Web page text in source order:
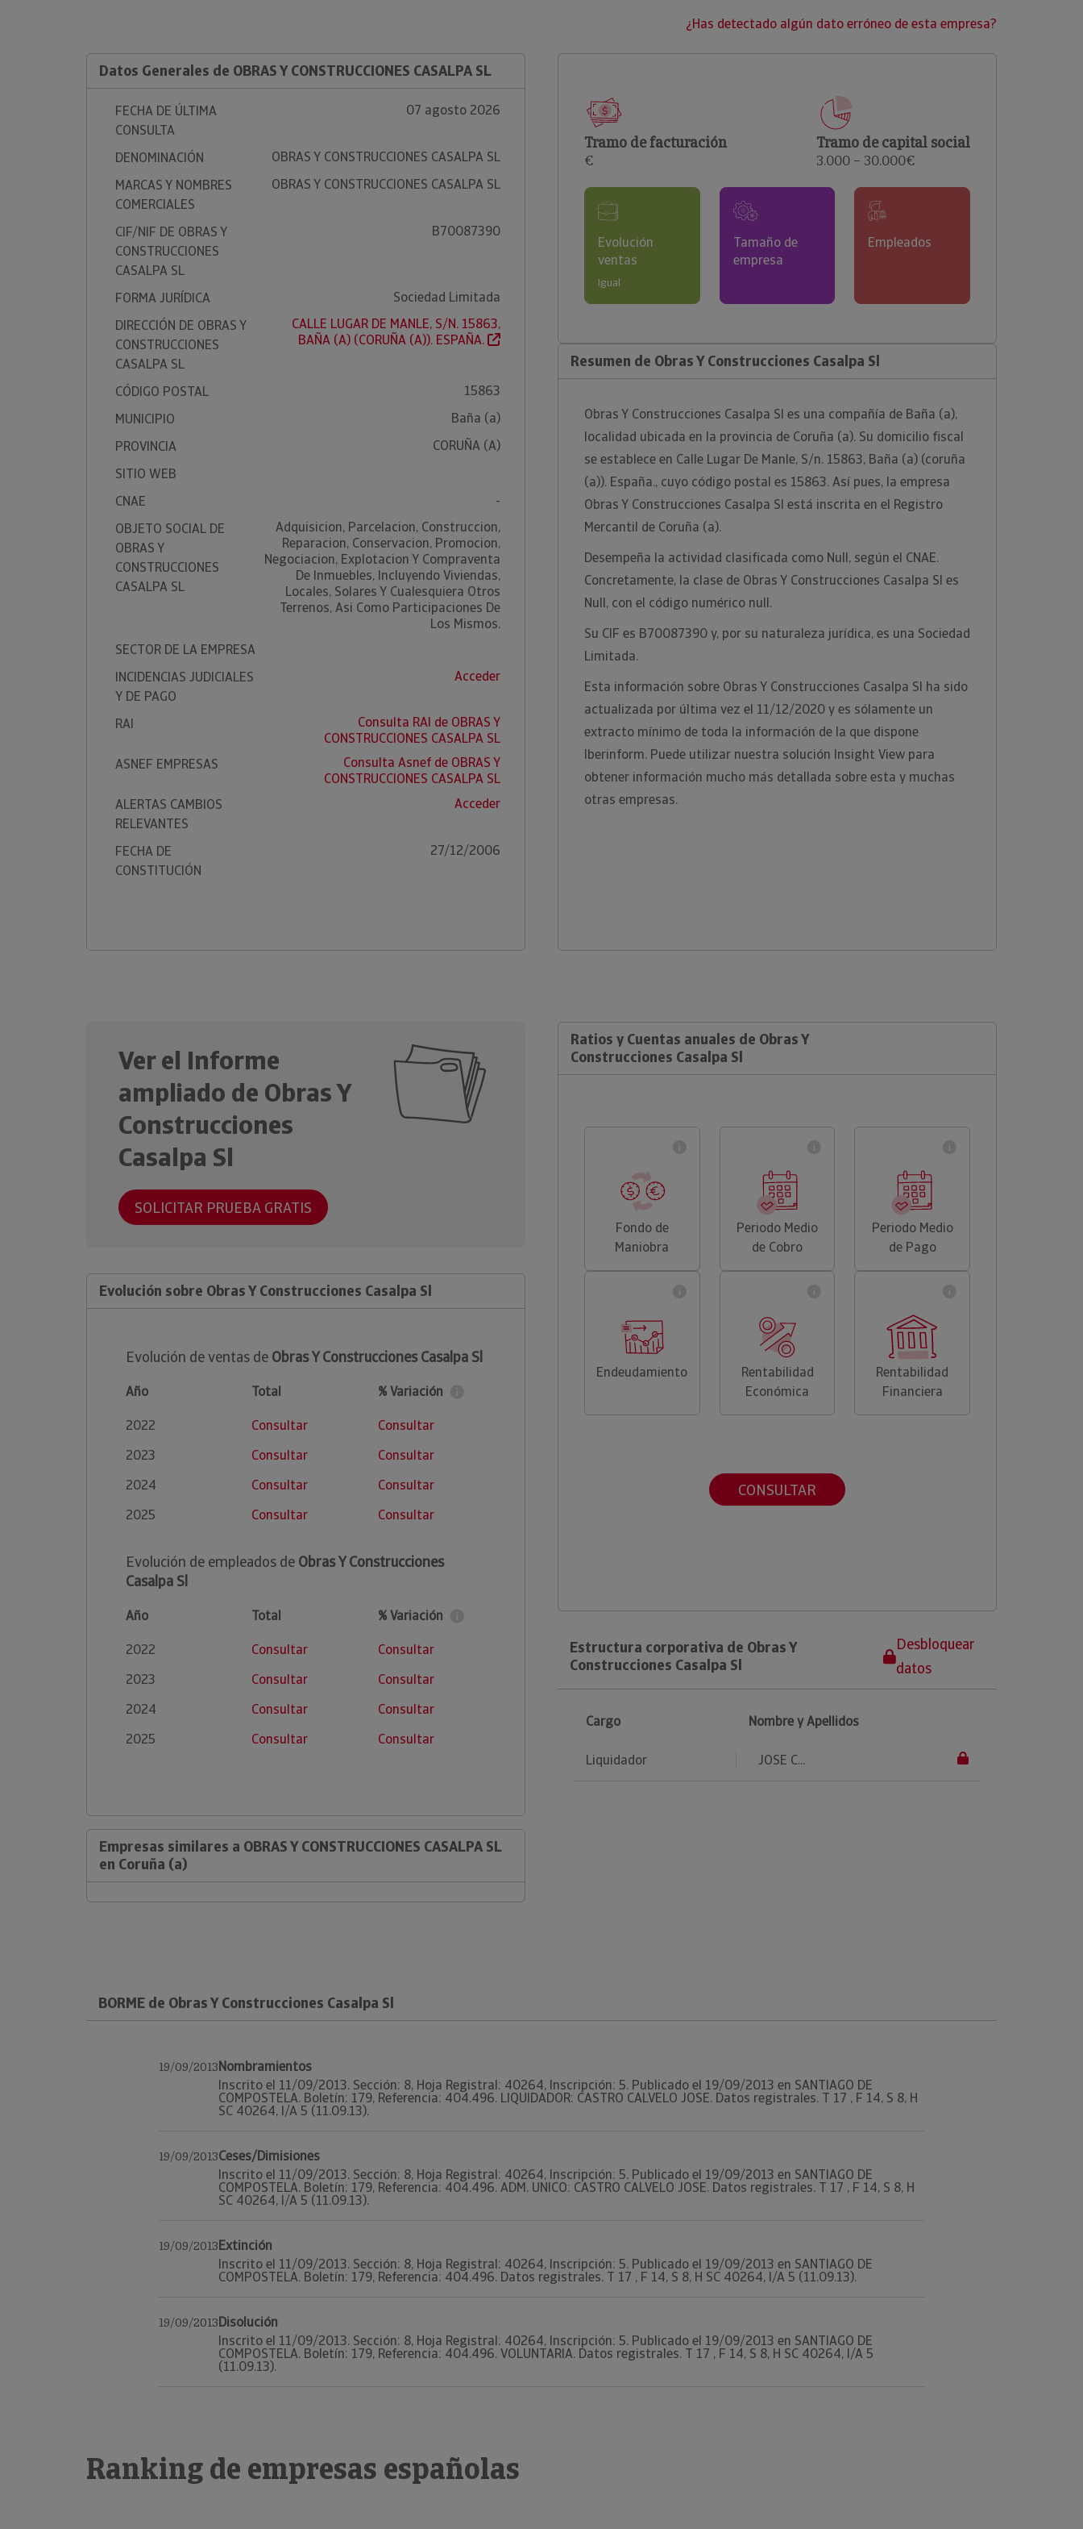
clientes.
¿Has detectado algún dato erróneo de esta empresa?
Datos Generales de OBRAS Y CONSTRUCCIONES CASALPA SL
FECHA DE ÚLTIMA
CONSULTA
07 agosto 2026
DENOMINACIÓN
OBRAS Y CONSTRUCCIONES CASALPA SL
MARCAS Y NOMBRES
COMERCIALES
OBRAS Y CONSTRUCCIONES CASALPA SL
CIF/NIF DE OBRAS Y
CONSTRUCCIONES
CASALPA SL
B70087390
FORMA JURÍDICA
Sociedad Limitada
DIRECCIÓN DE OBRAS Y
CONSTRUCCIONES
CASALPA SL
CALLE LUGAR DE MANLE, S/N. 15863,
BAÑA (A) (CORUÑA (A)). ESPAÑA.
CÓDIGO POSTAL
15863
MUNICIPIO
Baña (a)
PROVINCIA
CORUÑA (A)
SITIO WEB
CNAE
-
OBJETO SOCIAL DE
OBRAS Y
CONSTRUCCIONES
CASALPA SL
Adquisicion, Parcelacion, Construccion,
Reparacion, Conservacion, Promocion,
Negociacion, Explotacion Y Compraventa
De Inmuebles, Incluyendo Viviendas,
Locales, Solares Y Cualesquiera Otros
Terrenos, Asi Como Participaciones De
Los Mismos.
SECTOR DE LA EMPRESA
INCIDENCIAS JUDICIALES
Y DE PAGO
Acceder
RAI
Consulta RAI de OBRAS Y
CONSTRUCCIONES CASALPA SL
ASNEF EMPRESAS
Consulta Asnef de OBRAS Y
CONSTRUCCIONES CASALPA SL
ALERTAS CAMBIOS
RELEVANTES
Acceder
FECHA DE
CONSTITUCIÓN
27/12/2006
Tramo de facturación
€
Tramo de capital social
3.000 – 30.000€
Evolución
ventas
Igual
Tamaño de
empresa
Empleados
Resumen de Obras Y Construcciones Casalpa Sl
Obras Y Construcciones Casalpa Sl es una compañía de Baña (a),
localidad ubicada en la provincia de Coruña (a). Su domicilio fiscal
se establece en Calle Lugar De Manle, S/n. 15863, Baña (a) (coruña
(a)). España., cuyo código postal es 15863. Así pues, la empresa
Obras Y Construcciones Casalpa Sl está inscrita en el Registro
Mercantil de Coruña (a).
Desempeña la actividad clasificada como Null, según el CNAE.
Concretamente, la clase de Obras Y Construcciones Casalpa Sl es
Null, con el código numérico null.
Su CIF es B70087390 y, por su naturaleza jurídica, es una Sociedad
Limitada.
Esta información sobre Obras Y Construcciones Casalpa Sl ha sido
actualizada por última vez el 11/12/2020 y es sólamente un
extracto mínimo de toda la información de la que dispone
Iberinform. Puede utilizar nuestra solución Insight View para
obtener información mucho más detallada sobre esta y muchas
otras empresas.
Ver el Informe
ampliado de Obras Y
Construcciones
Casalpa Sl
SOLICITAR PRUEBA GRATIS
Evolución sobre Obras Y Construcciones Casalpa Sl
Evolución de ventas de Obras Y Construcciones Casalpa Sl
Año Total
% Variación
2022
Consultar
Consultar
2023
Consultar
Consultar
2024
Consultar
Consultar
2025
Consultar Consultar
Evolución de empleados de Obras Y Construcciones
Casalpa Sl
Año Total
% Variación
2022
Consultar
Consultar
2023
Consultar
Consultar
2024
Consultar
Consultar
2025
Consultar Consultar
Empresas similares a OBRAS Y CONSTRUCCIONES CASALPA SL
en Coruña (a)
Ratios y Cuentas anuales de Obras Y
Construcciones Casalpa Sl
Fondo de
Maniobra
Periodo Medio
de Cobro
Periodo Medio
de Pago
Endeudamiento
Rentabilidad
Económica
Rentabilidad
Financiera
CONSULTAR
Estructura corporativa de Obras Y
Construcciones Casalpa Sl
Desbloquear
datos
Cargo Nombre y Apellidos
Liquidador JOSE C...
BORME de Obras Y Construcciones Casalpa Sl
19/09/2013Nombramientos
Inscrito el 11/09/2013. Sección: 8, Hoja Registral: 40264, Inscripción: 5. Publicado el 19/09/2013 en SANTIAGO DE
COMPOSTELA. Boletín: 179, Referencia: 404.496. LIQUIDADOR: CASTRO CALVELO JOSE. Datos registrales. T 17 , F 14, S 8, H
SC 40264, I/A 5 (11.09.13).
19/09/2013Ceses/Dimisiones
Inscrito el 11/09/2013. Sección: 8, Hoja Registral: 40264, Inscripción: 5. Publicado el 19/09/2013 en SANTIAGO DE
COMPOSTELA. Boletín: 179, Referencia: 404.496. ADM. UNICO: CASTRO CALVELO JOSE. Datos registrales. T 17 , F 14, S 8, H
SC 40264, I/A 5 (11.09.13).
19/09/2013Extinción
Inscrito el 11/09/2013. Sección: 8, Hoja Registral: 40264, Inscripción: 5. Publicado el 19/09/2013 en SANTIAGO DE
COMPOSTELA. Boletín: 179, Referencia: 404.496. Datos registrales. T 17 , F 14, S 8, H SC 40264, I/A 5 (11.09.13).
19/09/2013Disolución
Inscrito el 11/09/2013. Sección: 8, Hoja Registral: 40264, Inscripción: 5. Publicado el 19/09/2013 en SANTIAGO DE
COMPOSTELA. Boletín: 179, Referencia: 404.496. VOLUNTARIA. Datos registrales. T 17 , F 14, S 8, H SC 40264, I/A 5
(11.09.13).
Ranking de empresas españolas